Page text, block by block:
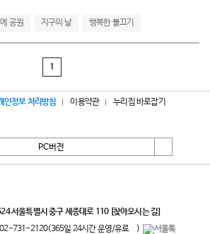
공원 지구의 날 행복한 불끄기
1
인정보 처리방침 이용약관 누리집 바로잡기
PC버전
서울특별시 중구 세종대로 110 [찾아오시는 길]
02-731-2120(365일 24시간 운영/유료 )